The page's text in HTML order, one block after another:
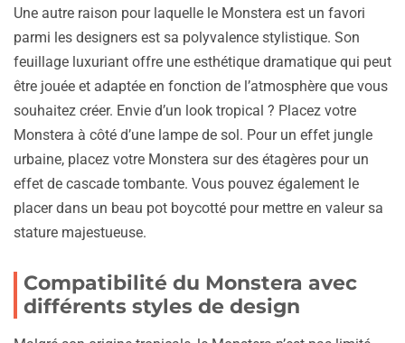
Une autre raison pour laquelle le Monstera est un favori
parmi les designers est sa polyvalence stylistique. Son
feuillage luxuriant offre une esthétique dramatique qui peut
être jouée et adaptée en fonction de l’atmosphère que vous
souhaitez créer. Envie d’un look tropical ? Placez votre
Monstera à côté d’une lampe de sol. Pour un effet jungle
urbaine, placez votre Monstera sur des étagères pour un
effet de cascade tombante. Vous pouvez également le
placer dans un beau pot boycotté pour mettre en valeur sa
stature majestueuse.
Compatibilité du Monstera avec
différents styles de design